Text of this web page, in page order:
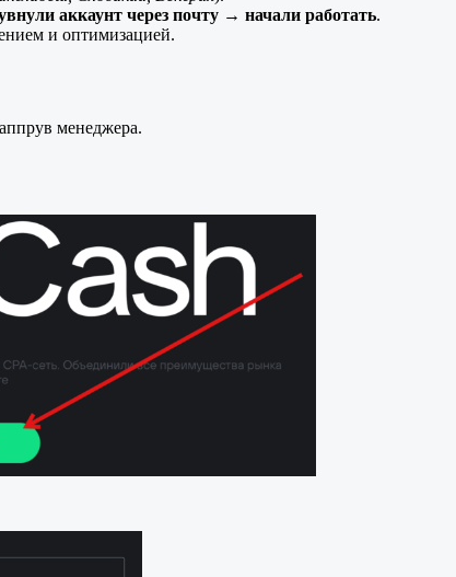
аккаунт через почту → начали работать.
и оптимизацией.
менеджера.